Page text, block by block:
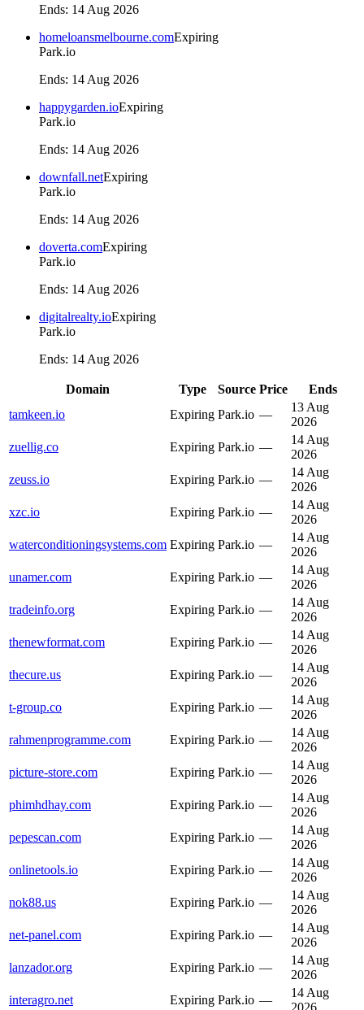
Ends: 14 Aug 2026
homeloansmelbourne.comExpiring
Park.io
Ends: 14 Aug 2026
happygarden.ioExpiring
Park.io
Ends: 14 Aug 2026
downfall.netExpiring
Park.io
Ends: 14 Aug 2026
doverta.comExpiring
Park.io
Ends: 14 Aug 2026
digitalrealty.ioExpiring
Park.io
Ends: 14 Aug 2026
Domain Type Source Price
Ends
tamkeen.io
Expiring Park.io —
13 Aug
2026
zuellig.co
Expiring Park.io —
14 Aug
2026
zeuss.io
Expiring Park.io —
14 Aug
2026
xzc.io
Expiring Park.io —
14 Aug
2026
waterconditioningsystems.com Expiring Park.io —
14 Aug
2026
unamer.com
Expiring Park.io —
14 Aug
2026
tradeinfo.org
Expiring Park.io —
14 Aug
2026
thenewformat.com
Expiring Park.io —
14 Aug
2026
thecure.us
Expiring Park.io —
14 Aug
2026
t-group.co
Expiring Park.io —
14 Aug
2026
rahmenprogramme.com
Expiring Park.io —
14 Aug
2026
picture-store.com
Expiring Park.io —
14 Aug
2026
phimhdhay.com
Expiring Park.io —
14 Aug
2026
pepescan.com
Expiring Park.io —
14 Aug
2026
onlinetools.io
Expiring Park.io —
14 Aug
2026
nok88.us
Expiring Park.io —
14 Aug
2026
net-panel.com
Expiring Park.io —
14 Aug
2026
lanzador.org
Expiring Park.io —
14 Aug
2026
interagro.net
Expiring Park.io —
14 Aug
2026